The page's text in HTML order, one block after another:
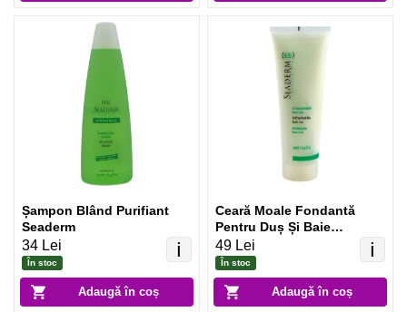
Adaugă în coș
ℹ️
Șampon Blând Purifiant
Seaderm
34 Lei
În stoc
Adaugă în coș
ℹ️
Ceară Moale Fondantă
Pentru Duș Și Baie
Seaderm
49 Lei
În stoc